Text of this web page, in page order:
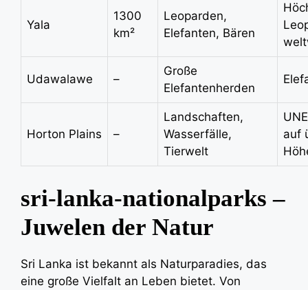
Yala
1300
km²
Leoparden,
Elefanten, Bären
Udawalawe –
Große
Elefantenherden
Horton Plains –
Landschaften,
Wasserfälle,
Tierwelt
auf
sri-lanka-nationalparks –
Juwelen der Natur
Sri Lanka ist bekannt als Naturparadies, das
eine große Vielfalt an Leben bietet. Von